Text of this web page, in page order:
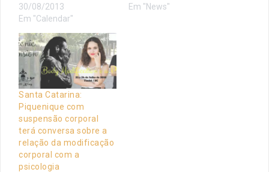
30/08/2013
Em "Calendar"
Em "News"
Santa Catarina:
Piquenique com
suspensão corporal
terá conversa sobre a
relação da modificação
corporal com a
psicologia